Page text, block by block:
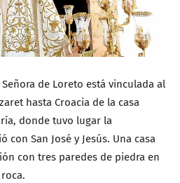
de Loreto está vinculada al
hasta Croacia de la casa
donde tuvo lugar la
con San José y Jesús. Una casa
con tres paredes de piedra en